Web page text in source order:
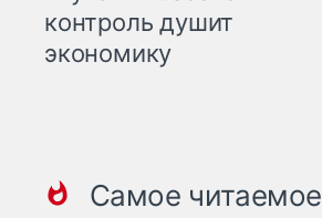
контроль душит
экономику
Самое читаемое